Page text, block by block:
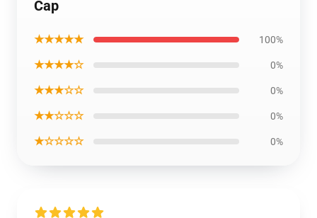
Cap
★★★★★ 100%
★★★★☆ 0%
★★★☆☆ 0%
★★☆☆☆ 0%
★☆☆☆☆ 0%